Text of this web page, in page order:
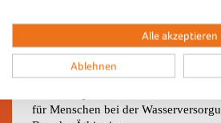
Nachweispflicht der Kontoauszug
Exklusiv für Charity Starter
für Menschen bei der
Alle akzeptieren
Ablehnen